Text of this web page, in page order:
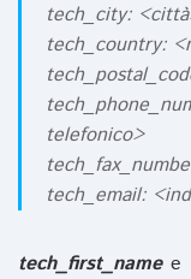
tech_city:
tech_country:
telefonico>
tech_email:
tech_first_namee